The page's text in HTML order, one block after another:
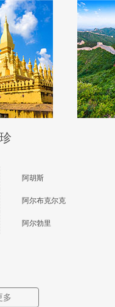
阿胡斯
阿尔布克尔克
阿尔勃里
多